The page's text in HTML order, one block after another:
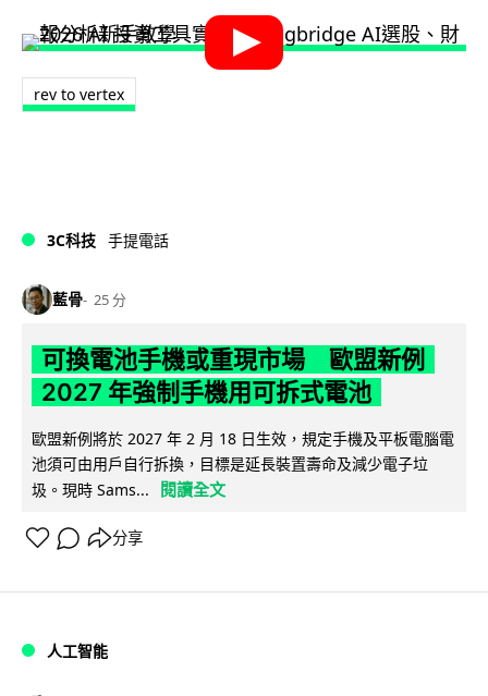
rev to vertex
3C科技 手提電話
藍骨 25 分
可換電池手機或重現市場 歐盟新例
2027 年強制手機用可拆式電池
歐盟新例將於 2027 年 2 月 18 日生效，規定手機及平板電腦電
池須可由用戶自行拆換，目標是延長裝置壽命及減少電子垃
圾。現時 Sams...
閱讀全文
分享
人工智能